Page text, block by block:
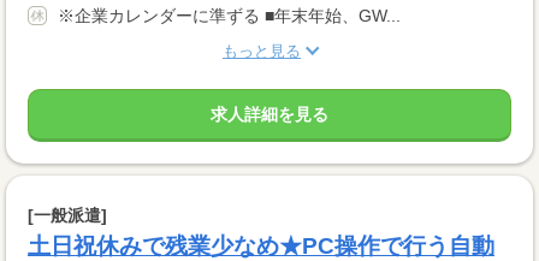
※企業カレンダーに準ずる ■年末年始、GW...
もっと見る
求人詳細を見る
[一般派遣]
土日祝休みで残業少なめ★PC操作で行う自動